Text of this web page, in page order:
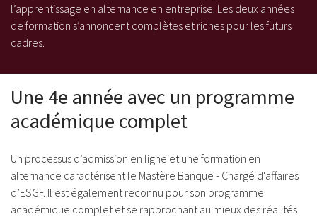
l’apprentissage en alternance en entreprise. Les deux années
de formation s’annoncent complètes et riches pour les futurs
cadres.
Une 4e année avec un programme
académique complet
Un processus d’admission en ligne et une formation en
alternance caractérisent le Mastère Banque - Chargé d'affaires
d’ESGF. Il est également reconnu pour son programme
académique complet et se rapprochant au mieux des réalités